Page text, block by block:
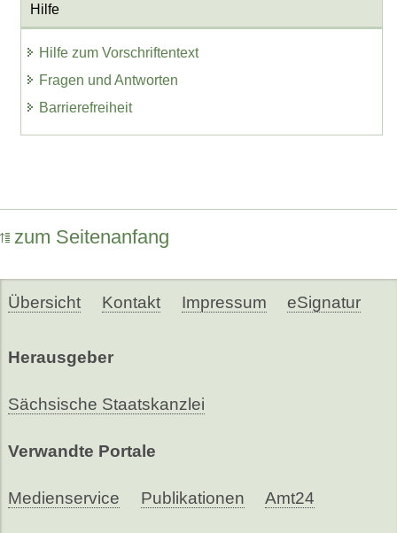
Hilfe
Hilfe zum Vorschriftentext
Fragen und Antworten
Barrierefreiheit
zum Seitenanfang
Übersicht Kontakt Impressum eSignatur
Herausgeber
Sächsische Staatskanzlei
Verwandte Portale
Medienservice Publikationen Amt24